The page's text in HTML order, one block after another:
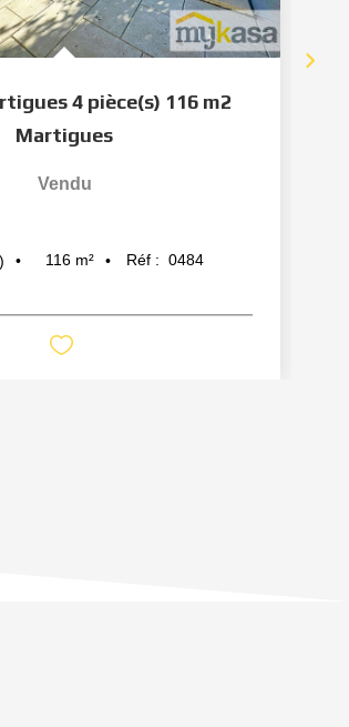
4 pièce(s) 116 m2
Martigues
Vendu
116 m² Réf : 0484